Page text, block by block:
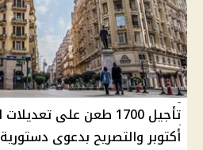
أكتوبر والتصريح بدعوى دستورية